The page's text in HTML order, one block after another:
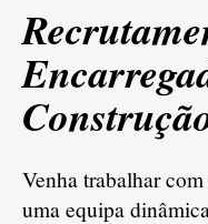
Venha trabalhar
uma equipa